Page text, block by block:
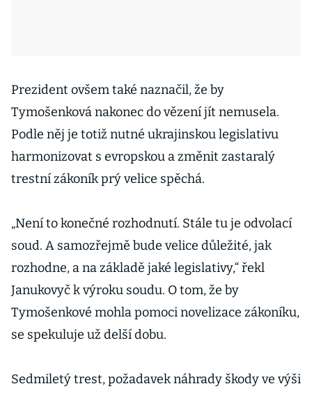
Prezident ovšem také naznačil, že by
Tymošenková nakonec do vězení jít nemusela.
Podle něj je totiž nutné ukrajinskou legislativu
harmonizovat s evropskou a změnit zastaralý
trestní zákoník prý velice spěchá.
„Není to konečné rozhodnutí. Stále tu je odvolací
soud. A samozřejmě bude velice důležité, jak
rozhodne, a na základě jaké legislativy,“ řekl
Janukovyč k výroku soudu. O tom, že by
Tymošenkové mohla pomoci novelizace zákoníku,
se spekuluje už delší dobu.
Sedmiletý trest, požadavek náhrady škody ve výši